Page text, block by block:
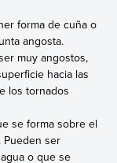
forma de cuña o
angosta.
muy angostos,
hacia las
los tornados
se forma sobre el
Pueden ser
o que se